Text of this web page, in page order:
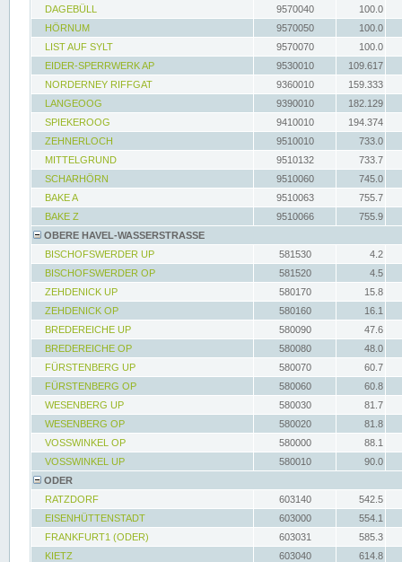
DAGEBÜLL 9570040
100.0
HÖRNUM
9570050
100.0
LIST AUF SYLT
9570070
100.0
EIDER-SPERRWERK AP
9530010
109.617
NORDERNEY RIFFGAT
9360010
159.333
LANGEOOG
9390010
182.129
SPIEKEROOG
9410010
194.374
ZEHNERLOCH
9510010
733.0
MITTELGRUND
9510132
733.7
SCHARHÖRN
9510060
745.0
BAKE A
9510063
755.7
BAKE Z
9510066
755.9
OBERE HAVEL-WASSERSTRASSE
BISCHOFSWERDER UP
581530
4.2
BISCHOFSWERDER OP
581520
4.5
ZEHDENICK UP
580170
15.8
ZEHDENICK OP
580160
16.1
BREDEREICHE UP
580090
47.6
BREDEREICHE OP
580080
48.0
FÜRSTENBERG UP
580070
60.7
FÜRSTENBERG OP
580060
60.8
WESENBERG UP
580030
81.7
WESENBERG OP
580020
81.8
VOSSWINKEL OP
580000
88.1
VOSSWINKEL UP
580010
90.0
ODER
RATZDORF
603140
542.5
EISENHÜTTENSTADT
603000
554.1
FRANKFURT1 (ODER)
603031
585.3
KIETZ
603040
614.8